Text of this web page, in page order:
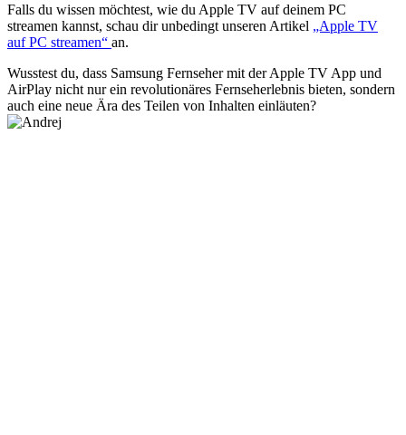
Falls du wissen möchtest, wie du Apple TV auf deinem PC
streamen kannst, schau dir unbedingt unseren Artikel „Apple TV
auf PC streamen“ an.
Wusstest du, dass Samsung Fernseher mit der Apple TV App und
AirPlay nicht nur ein revolutionäres Fernseherlebnis bieten, sondern
auch eine neue Ära des Teilen von Inhalten einläuten?